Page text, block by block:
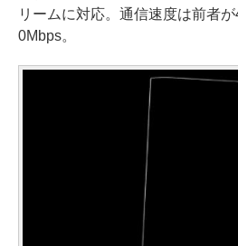
リームに対応。通信速度は前者
0Mbps。